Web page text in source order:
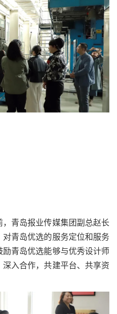
青岛报业传媒集团副总赵长
青岛优选的服务定位和服务
青岛优选能够与优秀设计师
入合作，共建平台、共享资